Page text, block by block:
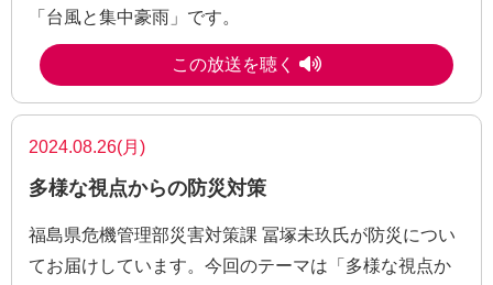
「台風と集中豪雨」です。
この放送を聴く
2024.08.26(月)
多様な視点からの防災対策
福島県危機管理部災害対策課 冨塚未玖氏が防災につい
てお届けしています。今回のテーマは「多様な視点か